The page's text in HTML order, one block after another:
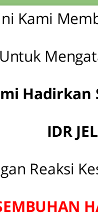
Kami
Untuk
Hadirkan
IDR
Reaksi